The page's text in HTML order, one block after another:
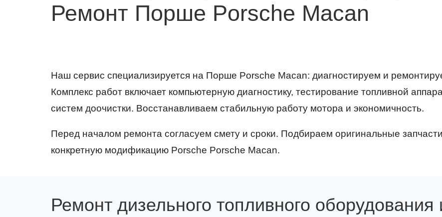
Ремонт Порше Porsche Macan
Наш сервис специализируется на Порше Porsche Macan: диагностируем и
Комплекс работ включает компьютерную диагностику, тестирование топливной
систем доочистки. Восстанавливаем стабильную работу мотора и экономичность.
Перед началом ремонта согласуем смету и сроки. Подбираем оригинальные
конкретную модификацию Porsche Porsche Macan.
Ремонт дизельного топливного оборудования